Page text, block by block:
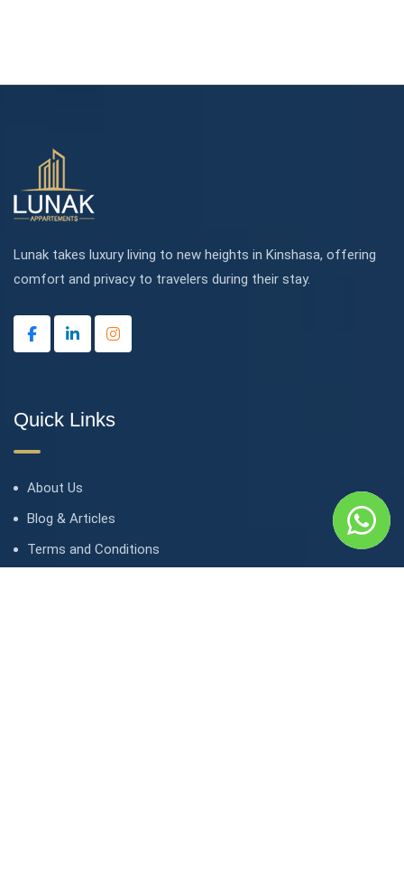
Lunak takes luxury living to new heights in Kinshasa, offering
comfort and privacy to travelers during their stay.
Quick Links
About Us
Blog & Articles
Terms and Conditions